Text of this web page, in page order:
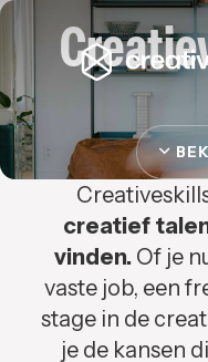
creatief
vinden. Of je
vaste job, een
stage in de
je de kansen